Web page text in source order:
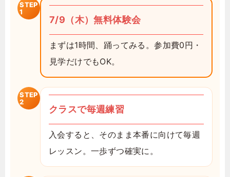
STEP
1
7/9（木）無料体験会
まずは1時間、踊ってみる。参加費0円・
見学だけでもOK。
STEP
2
クラスで毎週練習
入会すると、そのまま本番に向けて毎週
レッスン。一歩ずつ確実に。